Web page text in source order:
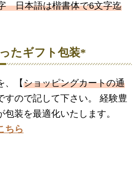
日本語は楷書体で6文字迄
たギフト包装*
、【ショッピングカートの通
すので記して下さい。 経験豊
装を最適化いたします。
ちら